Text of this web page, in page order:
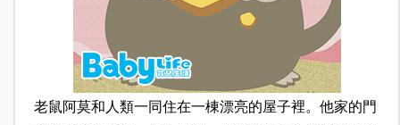
老鼠阿莫和人類一同住在一棟漂亮的屋子裡。他家的門